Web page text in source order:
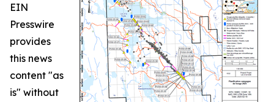
EIN
Presswire
provides
this news
content "as
is" without